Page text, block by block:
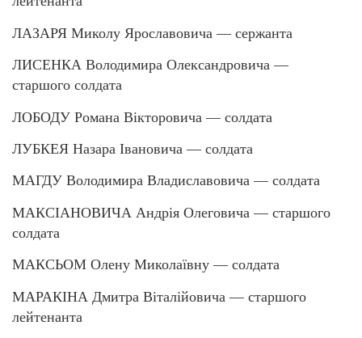
ЛАЗАРЯ Миколу Ярославовича — сержанта
ЛИСЕНКА Володимира Олександровича —
старшого солдата
ЛОБОДУ Романа Вікторовича — солдата
ЛУБКЕЯ Назара Івановича — солдата
МАГДУ Володимира Владиславовича — солдата
МАКСІАНОВИЧА Андрія Олеговича — старшого
солдата
МАКСЬОМ Олену Миколаївну — солдата
МАРАКІНА Дмитра Віталійовича — старшого
лейтенанта